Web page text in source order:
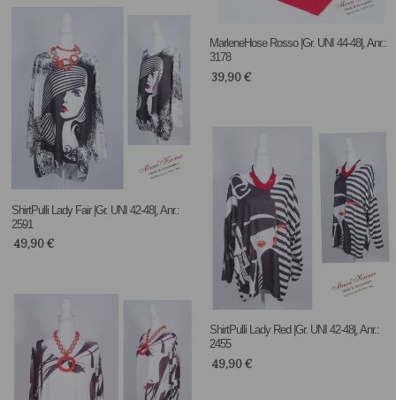
MarleneHose Rosso |Gr. UNI 44-48|, Anr.:
3178
39,90€
ShirtPulli Lady Fair |Gr. UNI 42-48|, Anr.:
2591
49,90€
ShirtPulli Lady Red |Gr. UNI 42-48|, Anr.:
2455
49,90€